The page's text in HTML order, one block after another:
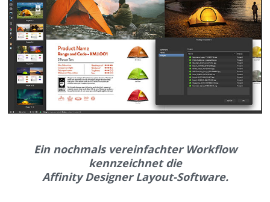
Ein nochmals vereinfachter Workflow
kennzeichnet die
Affinity Designer Layout-Software.